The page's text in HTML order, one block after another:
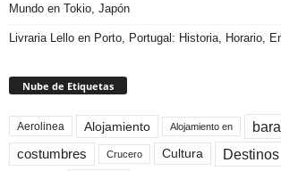
Mundo en Tokio, Japón
Livraria Lello en Porto, Portugal: Historia, Horario,
Nube de Etiquetas
Aerolinea Alojamiento Alojamiento en
costumbres Crucero Cultura Destinos